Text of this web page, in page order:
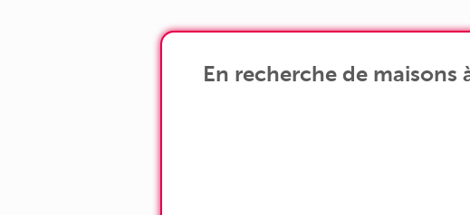
En recherche de maisons